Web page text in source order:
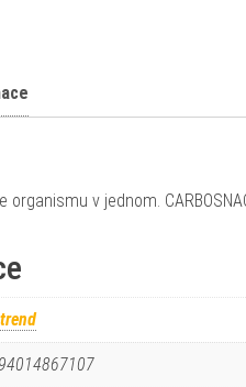
organismu v jednom.